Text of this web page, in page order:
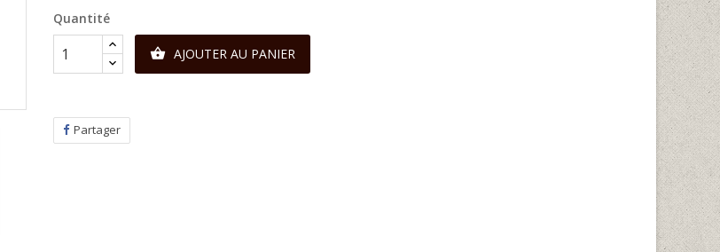
Quantité
 AJOUTER AU PANIER
Partager